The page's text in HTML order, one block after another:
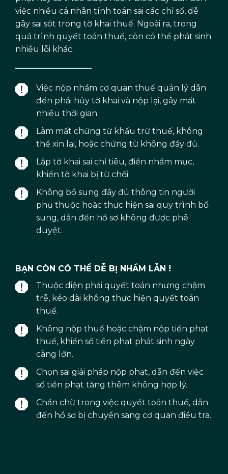
việc nhiều cá nhân tính toán sai các chỉ số, dễ
gây sai sót trong tờ khai thuế. Ngoài ra, trong
quá trình quyết toán thuế, còn có thể phát sinh
nhiều lỗi khác.
Việc nộp nhầm cơ quan thuế quản lý dẫn
đến phải hủy tờ khai và nộp lại, gây mất
nhiều thời gian.
Làm mất chứng từ khấu trừ thuế, không
thể xin lại, hoặc chứng từ không đầy đủ.
Lập tờ khai sai chỉ tiêu, điền nhầm mục,
khiến tờ khai bị từ chối.
Không bổ sung đầy đủ thông tin người
phụ thuộc hoặc thực hiện sai quy trình bổ
sung, dẫn đến hồ sơ không được phê
duyệt.
BẠN CÒN CÓ THỂ DỄ BỊ NHẦM LẪN !
Thuộc diện phải quyết toán nhưng chậm
trễ, kéo dài không thực hiện quyết toán
thuế.
Không nộp thuế hoặc chậm nộp tiền phạt
thuế, khiến số tiền phạt phát sinh ngày
càng lớn.
Chọn sai giải pháp nộp phạt, dẫn đến việc
số tiền phạt tăng thêm không hợp lý.
Chần chừ trong việc quyết toán thuế, dẫn
đến hồ sơ bị chuyển sang cơ quan điều tra.